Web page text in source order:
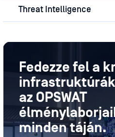
Threat Intelligence
Fedezze fel a
az OPSWAT
minden táján.